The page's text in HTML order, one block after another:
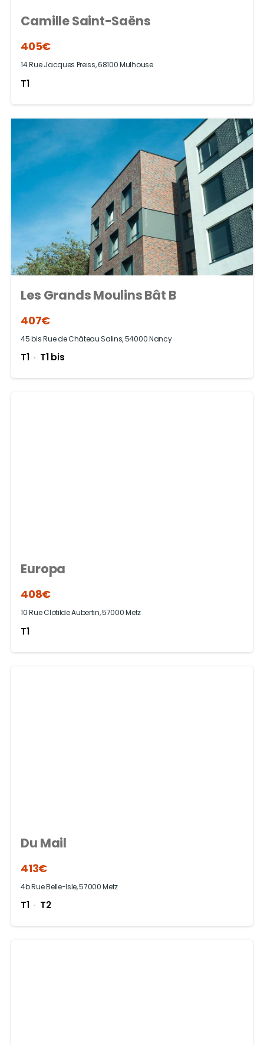
Camille Saint-Saëns
405€
14 Rue Jacques Preiss, 68100 Mulhouse
T1
Les Grands Moulins Bât B
407€
45 bis Rue de Château Salins, 54000 Nancy
T1 T1 bis
Europa
408€
10 Rue Clotilde Aubertin, 57000 Metz
T1
Du Mail
413€
4b Rue Belle-Isle, 57000 Metz
T1 T2